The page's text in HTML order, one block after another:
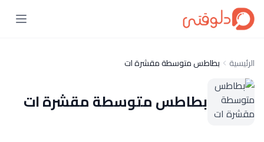
الرئيسية بطاطس متوسطة مقشرة ات
بطاطس متوسطة مقشرة ات